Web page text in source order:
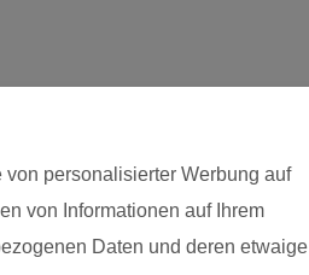
personalisierter Werbung auf
von Informationen auf Ihrem
Daten und deren etwaige